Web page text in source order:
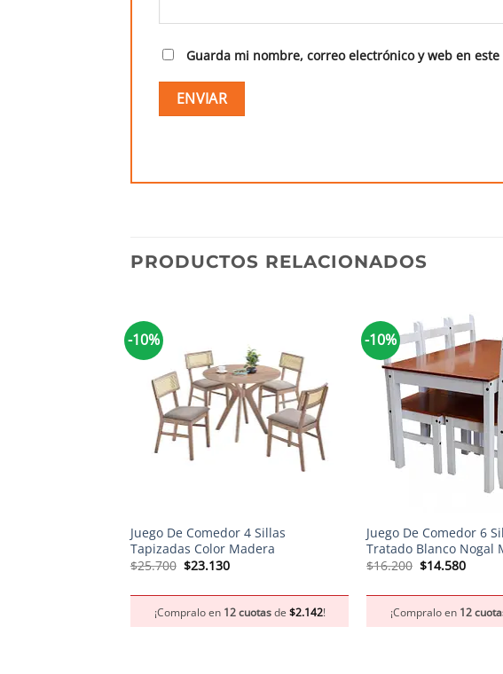
Guarda mi nombre, correo electrónico y web en
PRODUCTOS RELACIONADOS
-10%
Juego De Comedor 4 Sillas
Tapizadas Color Madera
$25.700 El
$25.700.
$23.130El
$23.130.
¡Compralo en 12 cuotasde $2.142!
-10%
Juego De Comedor 6
Tratado Blanco Nogal
$16.200 El
$16.200.
$14.580El
¡Compralo en 12